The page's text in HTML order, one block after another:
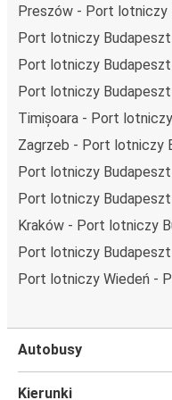
Podróż z: Port
Port lotniczy
znasz go zbyt dobrze?
przystankiem
innych miast i
przejazdy krajowe i
Miejsce przyjazdu:
Ostrawa – przyjeżdżasz
co musisz wiedzieć:
Ostrawa ma świetne
przystanki/ów FlixBusa.
Czego się
trasie Port lotniczy
Preszów - Port lotniczy
Port lotniczy Budapeszt
Port lotniczy
Port lotniczy
Timișoara - Port
Zagrzeb - Port lotniczy
Port lotniczy
Port lotniczy
Kraków - Port lotniczy
Port lotniczy
Port lotniczy Wiedeń -
Autobusy
Kierunki